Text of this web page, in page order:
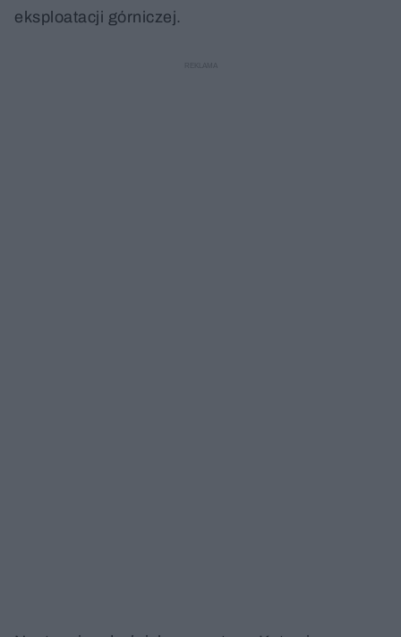
eksploatacji górniczej.